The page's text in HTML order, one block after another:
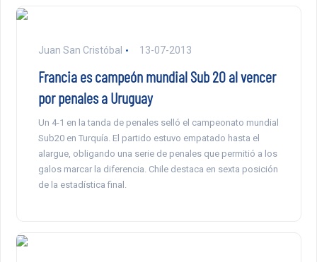
Juan San Cristóbal 13-07-2013
Francia es campeón mundial Sub 20 al vencer
por penales a Uruguay
Un 4-1 en la tanda de penales selló el campeonato mundial
Sub20 en Turquía. El partido estuvo empatado hasta el
alargue, obligando una serie de penales que permitió a los
galos marcar la diferencia. Chile destaca en sexta posición
de la estadística final.